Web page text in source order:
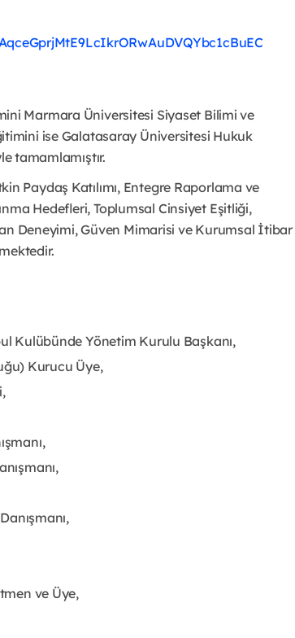
Marmara Üniversitesi Siyaset Bilimi ve
ise Galatasaray Üniversitesi Hukuk
tamamlamıştır.
Paydaş Katılımı, Entegre Raporlama ve
Hedefleri, Toplumsal Cinsiyet Eşitliği,
Deneyimi, Güven Mimarisi ve Kurumsal İtibar
Kulübünde Yönetim Kurulu Başkanı,
Kurucu Üye,
ve Üye,